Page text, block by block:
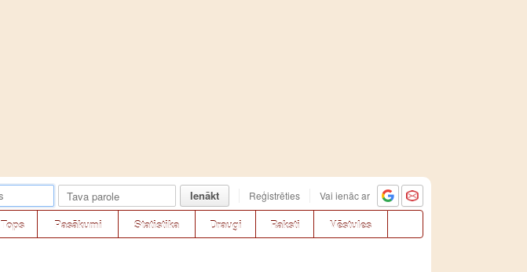
Ienākt Reģistrēties Vai ienāc ar
Tops Pasākumi Statistika Draugi Raksti Vēstules